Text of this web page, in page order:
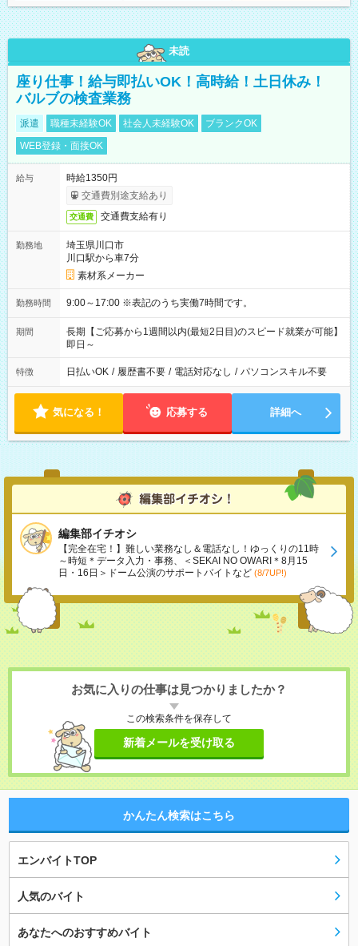
未読
座り仕事！給与即払いOK！高時給！土日休み！
バルブの検査業務
派遣 職種未経験OK 社会人未経験OK
ブランクOK
WEB登録・面接OK
給与
時給1350円
交通費別途支給あり
交通費 交通費支給有り
勤務地
埼玉県川口市
川口駅から車7分
素材系メーカー
勤務時間 9:00～17:00 ※表記のうち実働7時間です。
期間
長期【ご応募から1週間以内(最短2日目)のスピード就業が可能】
即日～
特徴 日払いOK / 履歴書不要 / 電話対応なし / パソコンスキル不要
気になる！ 応募する 詳細へ
編集部イチオシ
【完全在宅！】難しい業務なし＆電話なし！ゆっくりの11時
～時短＊データ入力・事務、＜SEKAI NO OWARI＊8月15
日・16日＞ドーム公演のサポートバイトなど (8/7UP!)
お気に入りの仕事は見つかりましたか？
この検索条件を保存して
新着メールを受け取る
かんたん検索はこちら
エンバイトTOP
人気のバイト
あなたへのおすすめバイト